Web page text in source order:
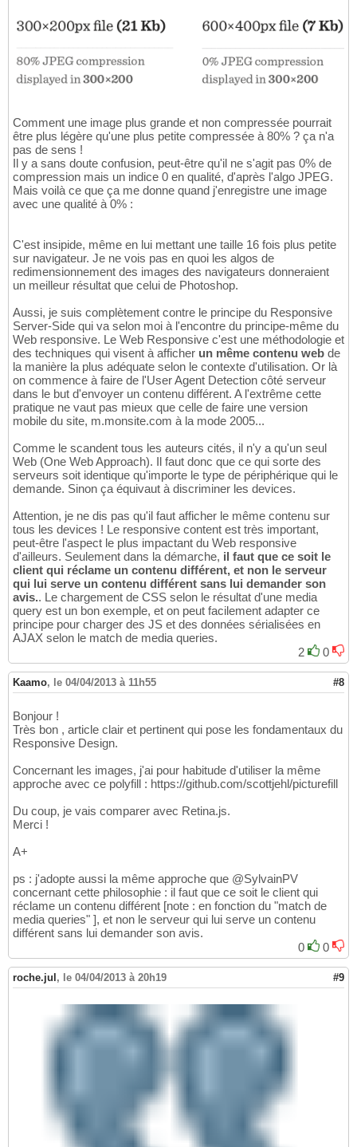
Comment une image plus grande et non compressée pourrait
être plus légère qu'une plus petite compressée à 80% ? ça n'a
pas de sens !
Il y a sans doute confusion, peut-être qu'il ne s'agit pas 0% de
compression mais un indice 0 en qualité, d'après l'algo JPEG.
Mais voilà ce que ça me donne quand j'enregistre une image
avec une qualité à 0% :
C'est insipide, même en lui mettant une taille 16 fois plus petite
sur navigateur. Je ne vois pas en quoi les algos de
redimensionnement des images des navigateurs donneraient
un meilleur résultat que celui de Photoshop.
Aussi, je suis complètement contre le principe du Responsive
Server-Side qui va selon moi à l'encontre du principe-même du
Web responsive. Le Web Responsive c'est une méthodologie et
des techniques qui visent à afficher un même contenu web de
la manière la plus adéquate selon le contexte d'utilisation. Or là
on commence à faire de l'User Agent Detection côté serveur
dans le but d'envoyer un contenu différent. A l'extrême cette
pratique ne vaut pas mieux que celle de faire une version
mobile du site, m.monsite.com à la mode 2005...
Comme le scandent tous les auteurs cités, il n'y a qu'un seul
Web (One Web Approach). Il faut donc que ce qui sorte des
serveurs soit identique qu'importe le type de périphérique qui le
demande. Sinon ça équivaut à discriminer les devices.
Attention, je ne dis pas qu'il faut afficher le même contenu sur
tous les devices ! Le responsive content est très important,
peut-être l'aspect le plus impactant du Web responsive
d'ailleurs. Seulement dans la démarche, il faut que ce soit le
client qui réclame un contenu différent, et non le serveur
qui lui serve un contenu différent sans lui demander son
avis.. Le chargement de CSS selon le résultat d'une media
query est un bon exemple, et on peut facilement adapter ce
principe pour charger des JS et des données sérialisées en
AJAX selon le match de media queries.
2
0
Kaamo, le 04/04/2013 à 11h55 #8
Bonjour !
Très bon , article clair et pertinent qui pose les fondamentaux du
Responsive Design.
Concernant les images, j'ai pour habitude d'utiliser la même
approche avec ce polyfill : https://github.com/scottjehl/picturefill
Du coup, je vais comparer avec Retina.js.
Merci !
A+
ps : j'adopte aussi la même approche que @SylvainPV
concernant cette philosophie : il faut que ce soit le client qui
réclame un contenu différent [note : en fonction du "match de
media queries" ], et non le serveur qui lui serve un contenu
différent sans lui demander son avis.
0
0
roche.jul , le 04/04/2013 à 20h19 #9